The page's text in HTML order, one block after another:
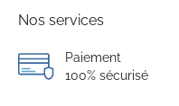
Nos services
Paiement
100% sécurisé